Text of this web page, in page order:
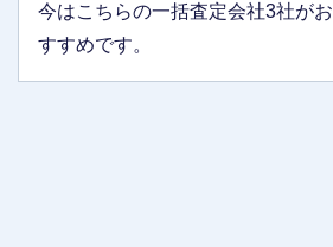
今はこちらの一括査定会社3社がお
すすめです。